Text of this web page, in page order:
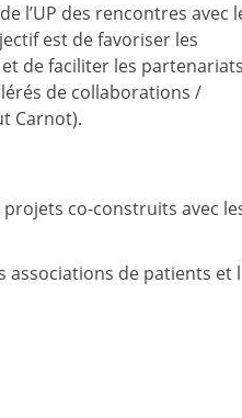
l’UP des rencontres avec
est de favoriser les
de faciliter les
de collaborations /
Carnot).
co-construits avec
associations de patients et